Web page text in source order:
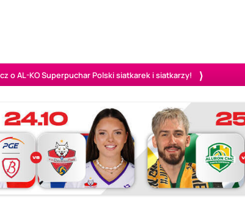
o AL-KO Superpuchar Polski siatkarek i siatkarzy!